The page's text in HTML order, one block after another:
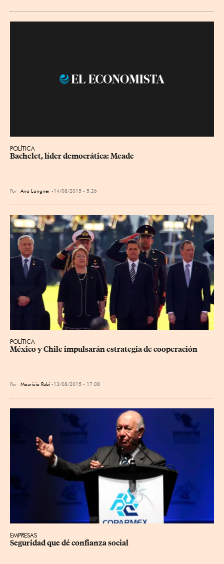
POLÍTICA
Bachelet, líder democrática: Meade
Por Ana Langner 14/08/2015 - 5:26
POLÍTICA
México y Chile impulsarán estrategia de cooperación
Por Mauricio Rubí 13/08/2015 - 17:08
EMPRESAS
Seguridad que dé confianza social